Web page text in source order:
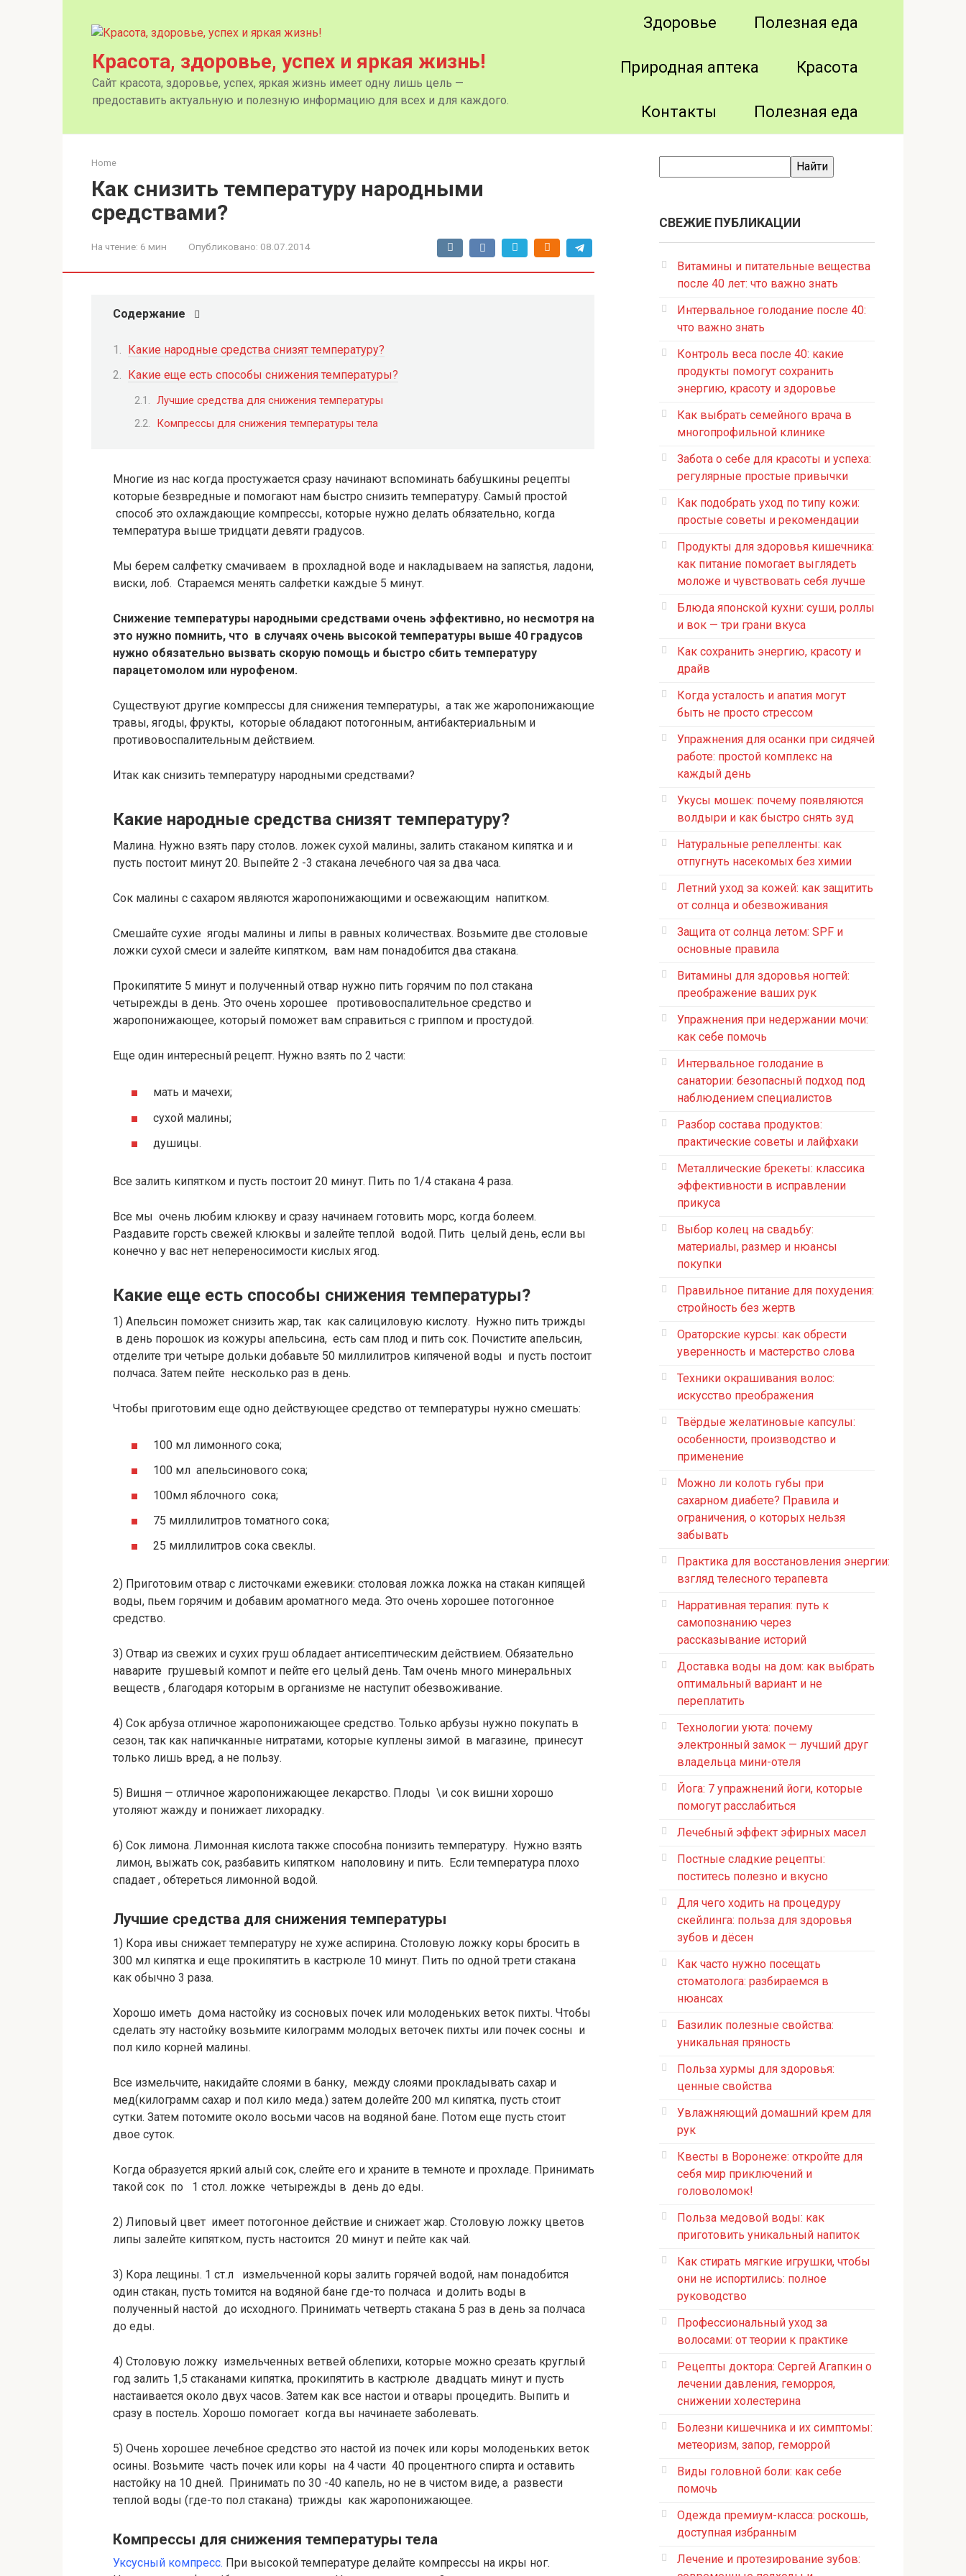
Красота, здоровье, успех и яркая жизнь!
Сайт красота, здоровье, успех, яркая жизнь имеет одну лишь цель —
предоставить актуальную и полезную информацию для всех и для каждого.
Здоровье Полезная еда
Природная аптека Красота
Контакты Полезная еда
Home
Как снизить температуру народными
средствами?
На чтение: 6 мин Опубликовано: 08.07.2014
Содержание
Какие народные средства снизят температуру?
Какие еще есть способы снижения температуры?
Лучшие средства для снижения температуры
Компрессы для снижения температуры тела
Многие из нас когда простужается сразу начинают вспоминать бабушкины рецепты
которые безвредные и помогают нам быстро снизить температуру. Самый простой
способ это охлаждающие компрессы, которые нужно делать обязательно, когда
температура выше тридцати девяти градусов.
Мы берем салфетку смачиваем в прохладной воде и накладываем на запястья, ладони,
виски, лоб. Стараемся менять салфетки каждые 5 минут.
Снижение температуры народными средствами очень эффективно, но несмотря на
это нужно помнить, что в случаях очень высокой температуры выше 40 градусов
нужно обязательно вызвать скорую помощь и быстро сбить температуру
парацетомолом или нурофеном.
Существуют другие компрессы для снижения температуры, а так же жаропонижающие
травы, ягоды, фрукты, которые обладают потогонным, антибактериальным и
противовоспалительным действием.
Итак как снизить температуру народными средствами?
Какие народные средства снизят температуру?
Малина. Нужно взять пару столов. ложек сухой малины, залить стаканом кипятка и и
пусть постоит минут 20. Выпейте 2 -3 стакана лечебного чая за два часа.
Сок малины с сахаром являются жаропонижающими и освежающим напитком.
Смешайте сухие ягоды малины и липы в равных количествах. Возьмите две столовые
ложки сухой смеси и залейте кипятком, вам нам понадобится два стакана.
Прокипятите 5 минут и полученный отвар нужно пить горячим по пол стакана
четырежды в день. Это очень хорошее противовоспалительное средство и
жаропонижающее, который поможет вам справиться с гриппом и простудой.
Еще один интересный рецепт. Нужно взять по 2 части:
мать и мачехи;
сухой малины;
душицы.
Все залить кипятком и пусть постоит 20 минут. Пить по 1/4 стакана 4 раза.
Все мы очень любим клюкву и сразу начинаем готовить морс, когда болеем.
Раздавите горсть свежей клюквы и залейте теплой водой. Пить целый день, если вы
конечно у вас нет непереносимости кислых ягод.
Какие еще есть способы снижения температуры?
1) Апельсин поможет снизить жар, так как салициловую кислоту. Нужно пить трижды
в день порошок из кожуры апельсина, есть сам плод и пить сок. Почистите апельсин,
отделите три четыре дольки добавьте 50 миллилитров кипяченой воды и пусть постоит
полчаса. Затем пейте несколько раз в день.
Чтобы приготовим еще одно действующее средство от температуры нужно смешать:
100 мл лимонного сока;
100 мл апельсинового сока;
100мл яблочного сока;
75 миллилитров томатного сока;
25 миллилитров сока свеклы.
2) Приготовим отвар с листочками ежевики: столовая ложка ложка на стакан кипящей
воды, пьем горячим и добавим ароматного меда. Это очень хорошее потогонное
средство.
3) Отвар из свежих и сухих груш обладает антисептическим действием. Обязательно
наварите грушевый компот и пейте его целый день. Там очень много минеральных
веществ , благодаря которым в организме не наступит обезвоживание.
4) Сок арбуза отличное жаропонижающее средство. Только арбузы нужно покупать в
сезон, так как напичканные нитратами, которые куплены зимой в магазине, принесут
только лишь вред, а не пользу.
5) Вишня — отличное жаропонижающее лекарство. Плоды \и сок вишни хорошо
утоляют жажду и понижает лихорадку.
6) Сок лимона. Лимонная кислота также способна понизить температуру. Нужно взять
лимон, выжать сок, разбавить кипятком наполовину и пить. Если температура плохо
спадает , обтереться лимонной водой.
Лучшие средства для снижения температуры
1) Кора ивы снижает температуру не хуже аспирина. Столовую ложку коры бросить в
300 мл кипятка и еще прокипятить в кастрюле 10 минут. Пить по одной трети стакана
как обычно 3 раза.
Хорошо иметь дома настойку из сосновых почек или молоденьких веток пихты. Чтобы
сделать эту настойку возьмите килограмм молодых веточек пихты или почек сосны и
пол кило корней малины.
Все измельчите, накидайте слоями в банку, между слоями прокладывать сахар и
мед(килограмм сахар и пол кило меда.) затем долейте 200 мл кипятка, пусть стоит
сутки. Затем потомите около восьми часов на водяной бане. Потом еще пусть стоит
двое суток.
Когда образуется яркий алый сок, слейте его и храните в темноте и прохладе. Принимать
такой сок по 1 стол. ложке четырежды в день до еды.
2) Липовый цвет имеет потогонное действие и снижает жар. Столовую ложку цветов
липы залейте кипятком, пусть настоится 20 минут и пейте как чай.
3) Кора лещины. 1 ст.л измельченной коры залить горячей водой, нам понадобится
один стакан, пусть томится на водяной бане где-то полчаса и долить воды в
полученный настой до исходного. Принимать четверть стакана 5 раз в день за полчаса
до еды.
4) Столовую ложку измельченных ветвей облепихи, которые можно срезать круглый
год залить 1,5 стаканами кипятка, прокипятить в кастрюле двадцать минут и пусть
настаивается около двух часов. Затем как все настои и отвары процедить. Выпить и
сразу в постель. Хорошо помогает когда вы начинаете заболевать.
5) Очень хорошее лечебное средство это настой из почек или коры молоденьких веток
осины. Возьмите часть почек или коры на 4 части 40 процентного спирта и оставить
настойку на 10 дней. Принимать по 30 -40 капель, но не в чистом виде, а развести
теплой воды (где-то пол стакана) трижды как жаропонижающее.
Компрессы для снижения температуры тела
Уксусный компресс. При высокой температуре делайте компрессы на икры ног.
СВЕЖИЕ ПУБЛИКАЦИИ
Витамины и питательные вещества
после 40 лет: что важно знать
Интервальное голодание после 40:
что важно знать
Контроль веса после 40: какие
продукты помогут сохранить
энергию, красоту и здоровье
Как выбрать семейного врача в
многопрофильной клинике
Забота о себе для красоты и успеха:
регулярные простые привычки
Как подобрать уход по типу кожи:
простые советы и рекомендации
Продукты для здоровья кишечника:
как питание помогает выглядеть
моложе и чувствовать себя лучше
Блюда японской кухни: суши, роллы
и вок — три грани вкуса
Как сохранить энергию, красоту и
драйв
Когда усталость и апатия могут
быть не просто стрессом
Упражнения для осанки при сидячей
работе: простой комплекс на
каждый день
Укусы мошек: почему появляются
волдыри и как быстро снять зуд
Натуральные репелленты: как
отпугнуть насекомых без химии
Летний уход за кожей: как защитить
от солнца и обезвоживания
Защита от солнца летом: SPF и
основные правила
Витамины для здоровья ногтей:
преображение ваших рук
Упражнения при недержании мочи:
как себе помочь
Интервальное голодание в
санатории: безопасный подход под
наблюдением специалистов
Разбор состава продуктов:
практические советы и лайфхаки
Металлические брекеты: классика
эффективности в исправлении
прикуса
Выбор колец на свадьбу:
материалы, размер и нюансы
покупки
Правильное питание для похудения:
стройность без жертв
Ораторские курсы: как обрести
уверенность и мастерство слова
Техники окрашивания волос:
искусство преображения
Твёрдые желатиновые капсулы:
особенности, производство и
применение
Можно ли колоть губы при
сахарном диабете? Правила и
ограничения, о которых нельзя
забывать
Практика для восстановления энергии:
взгляд телесного терапевта
Нарративная терапия: путь к
самопознанию через
рассказывание историй
Доставка воды на дом: как выбрать
оптимальный вариант и не
переплатить
Технологии уюта: почему
электронный замок — лучший друг
владельца мини-отеля
Йога: 7 упражнений йоги, которые
помогут расслабиться
Лечебный эффект эфирных масел
Постные сладкие рецепты:
поститесь полезно и вкусно
Для чего ходить на процедуру
скейлинга: польза для здоровья
зубов и дёсен
Как часто нужно посещать
стоматолога: разбираемся в
нюансах
Базилик полезные свойства:
уникальная пряность
Польза хурмы для здоровья:
ценные свойства
Увлажняющий домашний крем для
рук
Квесты в Воронеже: откройте для
себя мир приключений и
головоломок!
Польза медовой воды: как
приготовить уникальный напиток
Как стирать мягкие игрушки, чтобы
они не испортились: полное
руководство
Профессиональный уход за
волосами: от теории к практике
Рецепты доктора: Сергей Агапкин о
лечении давления, геморроя,
снижении холестерина
Болезни кишечника и их симптомы:
метеоризм, запор, геморрой
Виды головной боли: как себе
помочь
Одежда премиум-класса: роскошь,
доступная избранным
Лечение и протезирование зубов: